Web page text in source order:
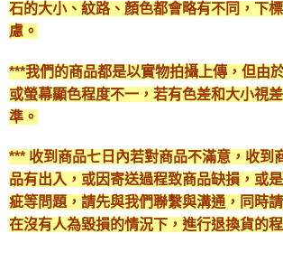
石的大小、紋路、顏色都會略有不同，下
慮。
***我們的商品都是以實物拍攝上傳，但由
或螢幕顯色程度不一，若有色差和大小視
準。
*** 收到商品七日內若對商品不滿意，收到
品有出入，或因寄送過程致商品缺損，或
疵等問題，請先與我們聯繫與溝通，同時
在沒有人為毀損的情況下，進行退換貨的程